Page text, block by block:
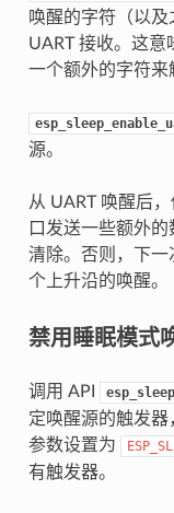
唤醒的字符（以
UART 接收。这意
一个额外的字符来
源。
从 UART 唤醒后
口发送一些额外
清除。否则，下一
个上升沿的唤醒。
禁用睡眠模式
调用 API
定唤醒源的触发
参数设置为
有触发器。